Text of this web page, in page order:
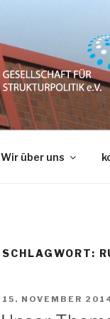
e.V.
Wir über uns
SCHLAGWORT:
VERÖFFENTLICHT
AM
15. NOVEMBER